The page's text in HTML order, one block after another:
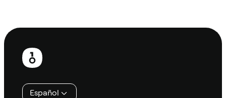
Pie
página
Español